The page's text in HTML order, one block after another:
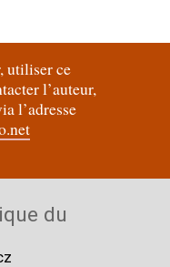
utiliser ce
l’auteur,
l’adresse
du